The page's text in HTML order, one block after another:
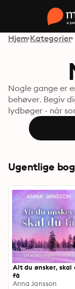
Hjem Kategorier
Nogle gange er
behøver. Begiv
lydbøger - når
Ugentlige
Alt du ønsker, skal
få
Anna Jansson